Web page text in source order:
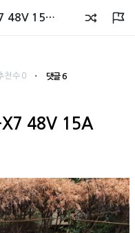
나노휠 전동스쿠터 MB-X7 48V 15A 구입했습니다.
천 수 0 ・ 댓글 6
X7 48V 15A